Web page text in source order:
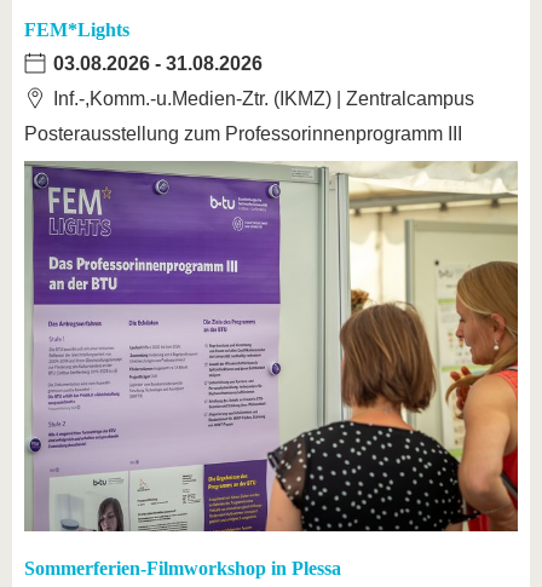
FEM*Lights
03.08.2026 - 31.08.2026
Inf.-,Komm.-u.Medien-Ztr. (IKMZ) | Zentralcampus
Posterausstellung zum Professorinnenprogramm III
Sommerferien-Filmworkshop in Plessa